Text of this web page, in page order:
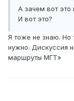
А зачем вот
И вот это?
Я тоже не знаю. Но
нужно. Дискуссия
маршруты МГТ»